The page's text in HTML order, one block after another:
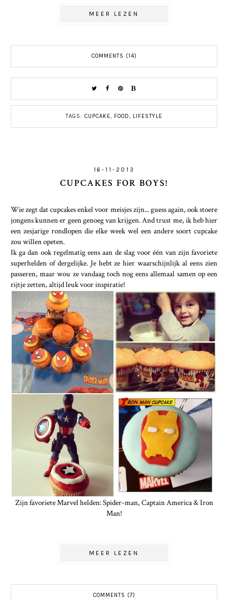
MEER LEZEN
COMMENTS (14)
TAGS: CUPCAKE, FOOD, LIFESTYLE
16-11-2013
CUPCAKES FOR BOYS!
Wie zegt dat cupcakes enkel voor meisjes zijn... guess again, ook stoere
jongens kunnen er geen genoeg van krijgen. And trust me, ik heb hier
een zesjarige rondlopen die elke week wel een andere soort cupcake
zou willen opeten.
Ik ga dan ook regelmatig eens aan de slag voor één van zijn favoriete
superhelden of dergelijke. Je hebt ze hier waarschijnlijk al eens zien
passeren, maar wou ze vandaag toch nog eens allemaal samen op een
rijtje zetten, altijd leuk voor inspiratie!
Zijn favoriete Marvel helden: Spider-man, Captain America & Iron
Man!
MEER LEZEN
COMMENTS (7)